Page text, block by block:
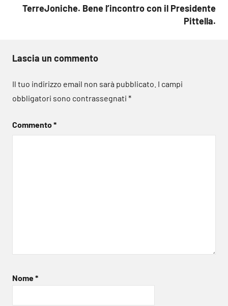
TerreJoniche. Bene l’incontro con il Presidente
Pittella.
Lascia un commento
Il tuo indirizzo email non sarà pubblicato. I campi
obbligatori sono contrassegnati *
Commento*
Nome*